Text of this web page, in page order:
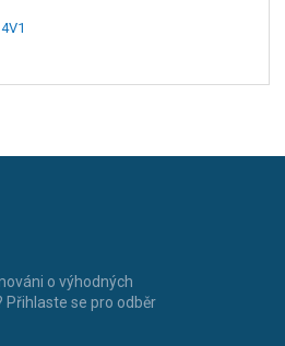
o výhodných
Přihlaste se pro odběr